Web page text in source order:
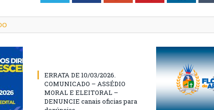
ERRATA DE 10/03/2026.
COMUNICADO – ASSÉDIO
MORAL E ELEITORAL –
DENUNCIE canais oficias para